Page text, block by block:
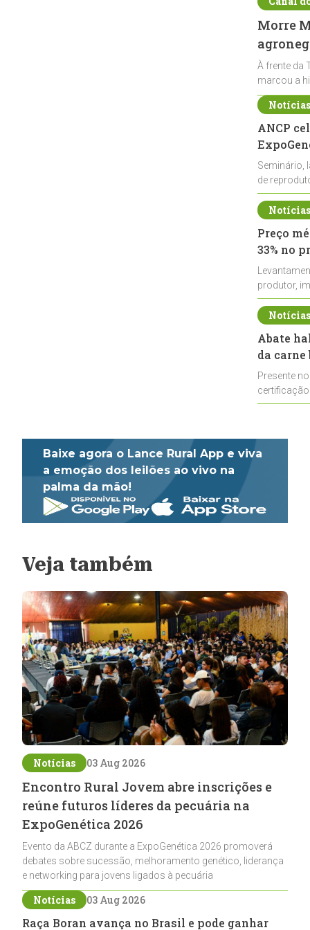
Morre
À frente da
marcou a
ANCP
Seminário,
de
durante a
Preço
33% no
produtor,
de leite cru
Abate
da
Presente
Baixe agora o Lance Rural App e viva
a emoção dos leilões ao vivo na
palma da mão!
Veja também
Notícias 03 Aug 2026
Encontro Rural Jovem abre inscrições e
reúne futuros líderes da pecuária na
ExpoGenética 2026
Evento da ABCZ durante a ExpoGenética 2026 promoverá
debates sobre sucessão, melhoramento genético, liderança
e networking para jovens ligados à pecuária
Notícias 03 Aug 2026
Raça Boran avança no Brasil e pode ganhar